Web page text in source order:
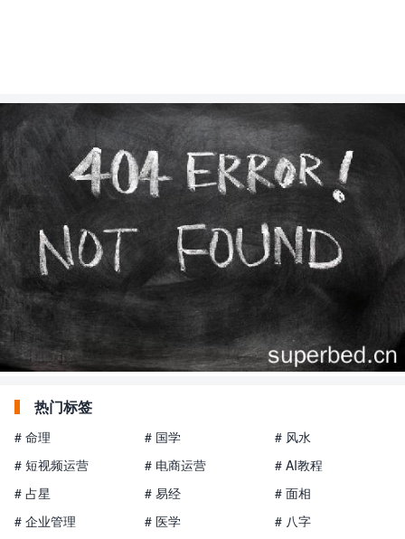
热门标签
# 命理 # 国学
# 风水
# 短视频运营
# 电商运营
# AI教程
# 占星
# 易经
# 面相
# 企业管理
# 医学
# 八字